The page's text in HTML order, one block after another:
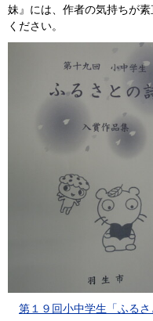
妹』には、作者の気持ちが
ください。
第１９回小中学生「ふる